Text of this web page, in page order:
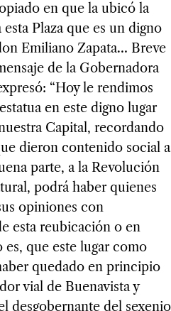
en que la ubicó la
Plaza que es un digno
Emiliano Zapata… Breve
de la Gobernadora
“Hoy le rendimos
en este digno lugar
Capital, recordando
dieron contenido social a
parte, a la Revolución
podrá haber quienes
opiniones con
esta reubicación o en
que este lugar como
quedado en principio
vial de Buenavista y
desgobernante del sexenio